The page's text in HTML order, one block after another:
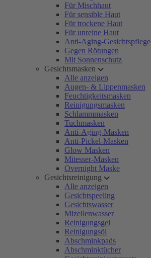
Für Mischhaut
Für sensible Haut
Für trockene Haut
Für unreine Haut
Anti-Aging-Gesichtspflege
Gegen Rötungen
Mit Sonnenschutz
Gesichtsmasken
Alle anzeigen
Augen- & Lippenmasken
Feuchtigkeitsmasken
Reinigungsmasken
Schlammmasken
Tuchmasken
Anti-Aging-Masken
Anti-Pickel-Masken
Glow Masken
Mitesser-Masken
Overnight Maske
Gesichtsreinigung
Alle anzeigen
Gesichtspeeling
Gesichtswasser
Mizellenwasser
Reinigungsgel
Reinigungsöl
Abschminkpads
Abschminktücher